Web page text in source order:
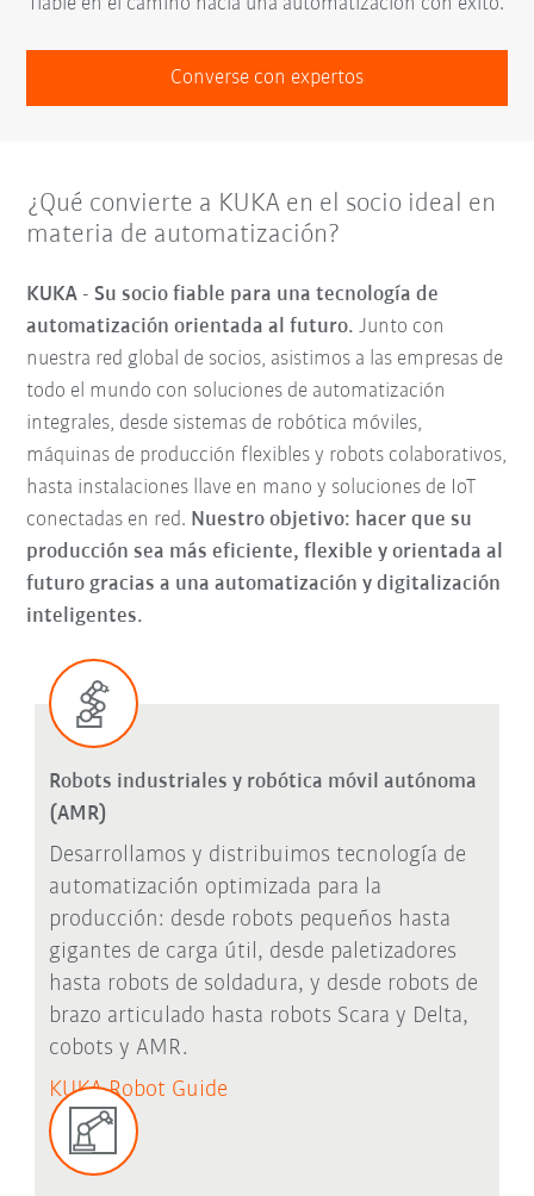
Converse con expertos
¿Qué convierte a KUKA en el socio ideal en
materia de automatización?
KUKA - Su socio fiable para una tecnología de
automatización orientada al futuro.Junto con
nuestra red global de socios, asistimos a las empresas de
todo el mundo con soluciones de automatización
integrales, desde sistemas de robótica móviles,
máquinas de producción flexibles y robots colaborativos,
hasta instalaciones llave en mano y soluciones de IoT
conectadas en red. Nuestro objetivo: hacer que su
producción sea más eficiente, flexible y orientada al
futuro gracias a una automatización y digitalización
inteligentes.
Robots industriales y robótica móvil autónoma
(AMR)
Desarrollamos y distribuimos tecnología de
automatización optimizada para la
producción: desde robots pequeños hasta
gigantes de carga útil, desde paletizadores
hasta robots de soldadura, y desde robots de
brazo articulado hasta robots Scara y Delta,
cobots y AMR.
KUKA Robot Guide